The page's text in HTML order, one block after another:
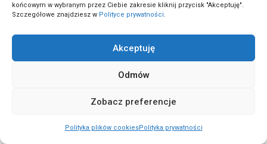
końcowym w wybranym przez Ciebie zakresie kliknij przycisk "Akceptuję".
Szczegółowe znajdziesz w Polityce prywatności.
Akceptuję
Odmów
Zobacz preferencje
Polityka plików cookiesPolityka prywatności
Trendy modowe (15)